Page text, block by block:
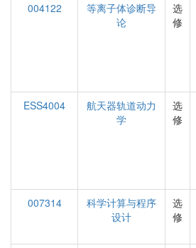
004122
等离子体诊断导
论
选
修
ESS4004
航天器轨道动力
学
选
修
007314
科学计算与程序
设计
选
修